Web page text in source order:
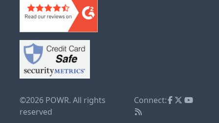
©2026 POWR. All rights
reserved
Connect: